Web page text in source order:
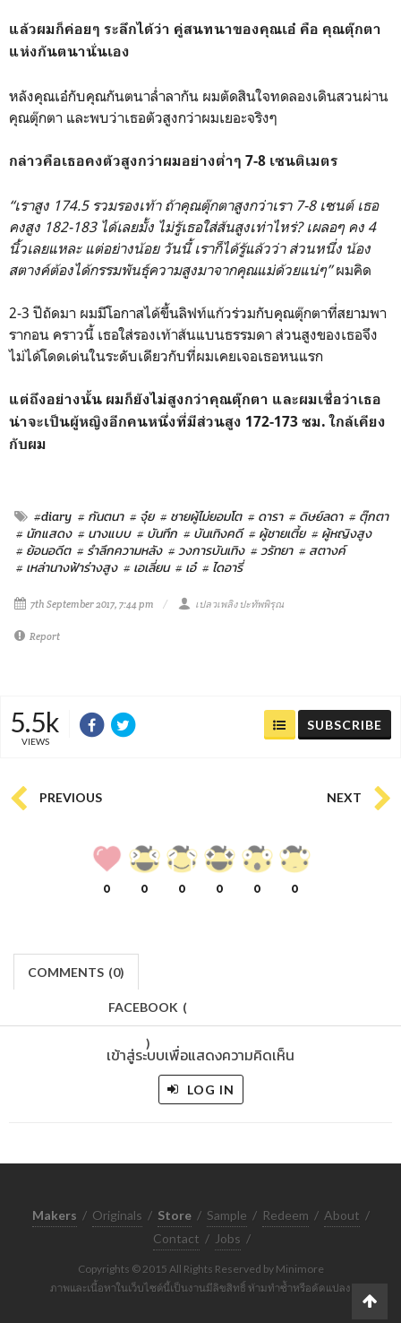
แล้วผมก็ค่อยๆ ระลึกได้ว่า คู่สนทนาของคุณเอ๋ คือ คุณตุ๊กตา
แห่งกันตนานั่นเอง
หลังคุณเอ๋กับคุณกันตนาล่ำลากัน ผมตัดสินใจทดลองเดินสวนผ่าน
คุณตุ๊กตา และพบว่าเธอตัวสูงกว่าผมเยอะจริงๆ
กล่าวคือเธอคงตัวสูงกว่าผมอย่างต่ำๆ 7-8 เซนติเมตร
“เราสูง 174.5 รวมรองเท้า ถ้าคุณตุ๊กตาสูงกว่าเรา 7-8 เซนต์ เธอ
คงสูง 182-183 ได้เลยมั้ง ไม่รู้เธอใส่ส้นสูงเท่าไหร่? เผลอๆ คง 4
นิ้วเลยแหละ แต่อย่างน้อย วันนี้ เราก็ได้รู้แล้วว่า ส่วนหนึ่ง น้อง
สตางค์ต้องได้กรรมพันธุ์ความสูงมาจากคุณแม่ด้วยแน่ๆ”ผมคิด
2-3 ปีถัดมา ผมมีโอกาสได้ขึ้นลิฟท์แก้วร่วมกับคุณตุ๊กตาที่สยามพา
รากอน คราวนี้ เธอใส่รองเท้าส้นแบนธรรมดา ส่วนสูงของเธอจึง
ไม่ได้โดดเด่นในระดับเดียวกับที่ผมเคยเจอเธอหนแรก
แต่ถึงอย่างนั้น ผมก็ยังไม่สูงกว่าคุณตุ๊กตา และผมเชื่อว่าเธอ
น่าจะเป็นผู้หญิงอีกคนหนึ่งที่มีส่วนสูง 172-173 ซม. ใกล้เคียง
กับผม
#diary # กันตนา # จุ๋ย # ชายผู้ไม่ยอมโต # ดารา # ดิษย์ลดา # ตุ๊กตา
# นักแสดง # นางแบบ # บันทึก # บันเทิงคดี # ผู้ชายเตี้ย # ผู้หญิงสูง
# ย้อนอดีต # รำลึกความหลัง # วงการบันเทิง # วรัทยา # สตางค์
# เหล่านางฟ้าร่างสูง # เอเลี่ยน # เอ๋ # ไดอารี่
7th September 2017, 7:44 pm เปลวเพลิง ปะทัพพิรุณ
Report
5.5k
VIEWS
SUBSCRIBE
PREVIOUS NEXT
0 0 0 0 0 0
COMMENTS (0)
FACEBOOK (
)
เข้าสู่ระบบเพื่อแสดงความคิดเห็น
LOG IN
Makers / Originals / Store / Sample / Redeem / About /
Contact / Jobs /
Copyrights © 2015 All Rights Reserved by Minimore
ภาพและเนื้อหาในเว็บไซต์นี้เป็นงานมีลิขสิทธิ์ ห้ามทำซ้ำหรือดัดแปลง